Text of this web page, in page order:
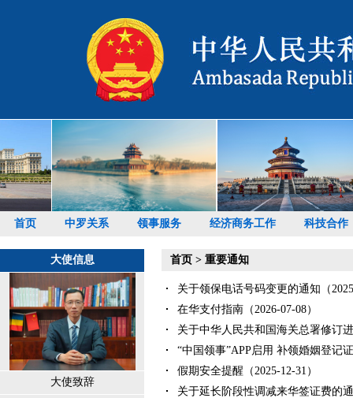
首页 中罗关系 领事服务 经济商务工作 科技合作
大使信息
大使致辞
首页 > 重要通知
关于领保电话号码变更的通知（
在华支付指南（2026-07-08）
关于中华人民共和国海关总署修订
“中国领事”APP启用 补领婚姻登记
假期安全提醒（2025-12-31）
关于延长阶段性调减来华签证费的